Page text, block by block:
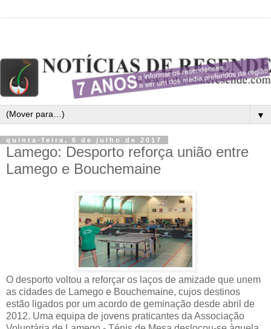
▼
quinta-feira, 6 de julho de 2017
Lamego: Desporto reforça união entre
Lamego e Bouchemaine
O desporto voltou a reforçar os laços de amizade que unem
as cidades de Lamego e Bouchemaine, cujos destinos
estão ligados por um acordo de geminação desde abril de
2012. Uma equipa de jovens praticantes da Associação